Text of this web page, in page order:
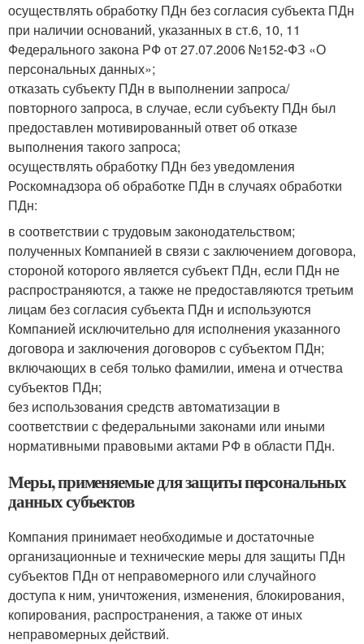
осуществлять обработку ПДн без согласия субъекта ПДн
при наличии оснований, указанных в ст.6, 10, 11
Федерального закона РФ от 27.07.2006 №152-ФЗ «О
персональных данных»;
отказать субъекту ПДн в выполнении запроса/
повторного запроса, в случае, если субъекту ПДн был
предоставлен мотивированный ответ об отказе
выполнения такого запроса;
осуществлять обработку ПДн без уведомления
Роскомнадзора об обработке ПДн в случаях обработки
ПДн:
в соответствии с трудовым законодательством;
полученных Компанией в связи с заключением договора,
стороной которого является субъект ПДн, если ПДн не
распространяются, а также не предоставляются третьим
лицам без согласия субъекта ПДн и используются
Компанией исключительно для исполнения указанного
договора и заключения договоров с субъектом ПДн;
включающих в себя только фамилии, имена и отчества
субъектов ПДн;
без использования средств автоматизации в
соответствии с федеральными законами или иными
нормативными правовыми актами РФ в области ПДн.
Меры, применяемые для защиты персональных
данных субъектов
Компания принимает необходимые и достаточные
организационные и технические меры для защиты ПДн
субъектов ПДн от неправомерного или случайного
доступа к ним, уничтожения, изменения, блокирования,
копирования, распространения, а также от иных
неправомерных действий.